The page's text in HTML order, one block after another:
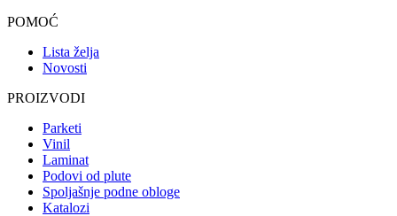
POMOĆ
Lista želja
Novosti
PROIZVODI
Parketi
Vinil
Laminat
Podovi od plute
Spoljašnje podne obloge
Katalozi